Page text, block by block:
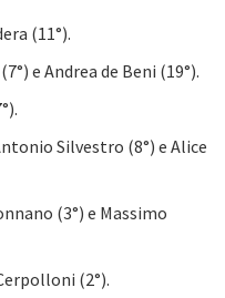
(11°).
e Andrea de Beni (19°).
Silvestro (8°) e Alice
(3°) e Massimo
(2°).